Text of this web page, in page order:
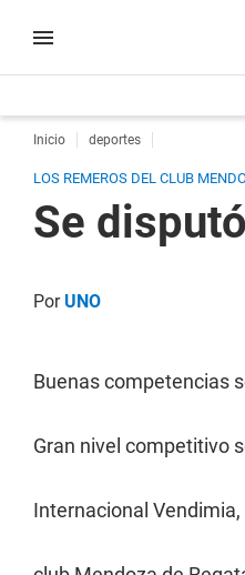
Inicio deportes
LOS REMEROS DEL CLUB
Se
PorUNO
Buenas competencias
Gran nivel competitivo
Internacional